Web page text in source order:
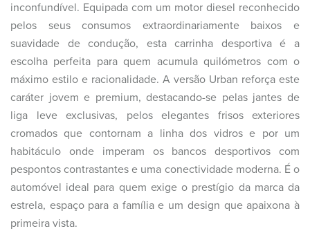
inconfundível. Equipada com um motor diesel reconhecido
pelos seus consumos extraordinariamente baixos e
suavidade de condução, esta carrinha desportiva é a
escolha perfeita para quem acumula quilómetros com o
máximo estilo e racionalidade. A versão Urban reforça este
caráter jovem e premium, destacando-se pelas jantes de
liga leve exclusivas, pelos elegantes frisos exteriores
cromados que contornam a linha dos vidros e por um
habitáculo onde imperam os bancos desportivos com
pespontos contrastantes e uma conectividade moderna. É o
automóvel ideal para quem exige o prestígio da marca da
estrela, espaço para a família e um design que apaixona à
primeira vista.